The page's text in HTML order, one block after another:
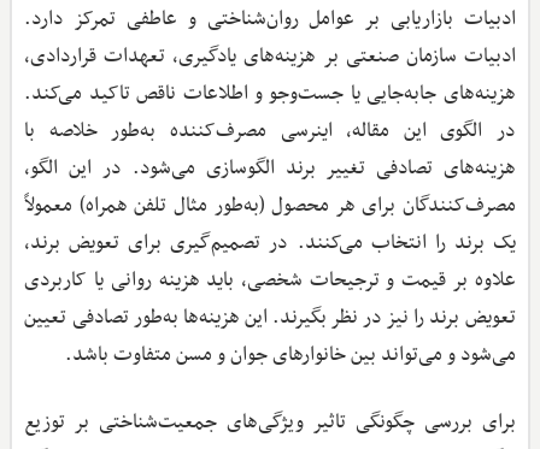
ادبیات بازاریابی بر عوامل روان‌شناختی و عاطفی تمرکز دارد.
ادبیات سازمان صنعتی بر هزینه‌های یادگیری، تعهدات قراردادی،
هزینه‌های جابه‌جایی یا جست‌وجو و اطلاعات ناقص تاکید می‌کند.
در الگوی این مقاله، اینرسی مصرف‌کننده به‌طور خلاصه با
هزینه‌های تصادفی تغییر برند الگوسازی می‌شود. در این الگو،
مصرف‌کنندگان برای هر محصول (به‌طور مثال تلفن همراه) معمولاً
یک برند را انتخاب می‌کنند. در تصمیم‌گیری برای تعویض برند،
علاوه بر قیمت و ترجیحات شخصی، باید هزینه روانی یا کاربردی
تعویض برند را نیز در نظر بگیرند. این هزینه‌ها به‌طور تصادفی تعیین
می‌شود و می‌تواند بین خانوارهای جوان و مسن متفاوت باشد.
برای بررسی چگونگی تاثیر ویژگی‌های جمعیت‌شناختی بر توزیع